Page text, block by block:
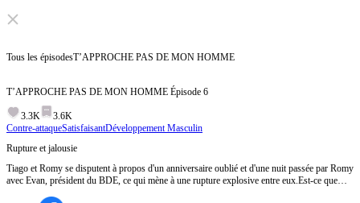
Tous les épisodesT’APPROCHE PAS DE MON HOMME
T’APPROCHE PAS DE MON HOMME Épisode 6
3.3K
3.6K
Contre-attaqueSatisfaisantDéveloppement Masculin
Rupture et jalousie
Tiago et Romy se disputent à propos d'un anniversaire oublié et d'une nuit passée par Romy
avec Evan, président du BDE, ce qui mène à une rupture explosive entre eux.Est-ce que